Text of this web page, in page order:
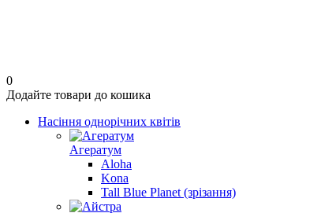
0
Додайте товари до кошика
Насіння однорічних квітів
Агератум
Aloha
Kona
Tall Blue Planet (зрізання)